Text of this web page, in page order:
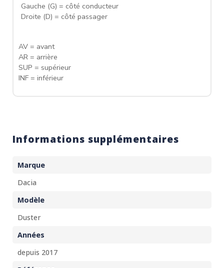
Gauche (G) = côté conducteur
Droite (D) = côté passager
AV = avant
AR = arrière
SUP = supérieur
INF = inférieur
Informations supplémentaires
Marque
Dacia
Modèle
Duster
Années
depuis 2017